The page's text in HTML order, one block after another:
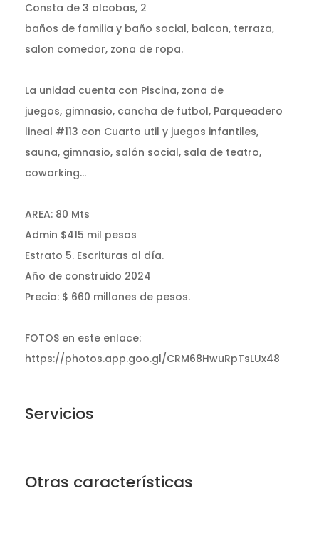
Consta de 3 alcobas, 2
baños de familia y baño social, balcon, terraza,
salon comedor, zona de ropa.
La unidad cuenta con Piscina, zona de
juegos, gimnasio, cancha de futbol, Parqueadero
lineal #113 con Cuarto util y juegos infantiles,
sauna, gimnasio, salón social, sala de teatro,
coworking...
AREA: 80 Mts
Admin $415 mil pesos
Estrato 5. Escrituras al día.
Año de construido 2024
Precio: $ 660 millones de pesos.
FOTOS en este enlace:
https://photos.app.goo.gl/CRM68HwuRpTsLUx48
Servicios
Otras características